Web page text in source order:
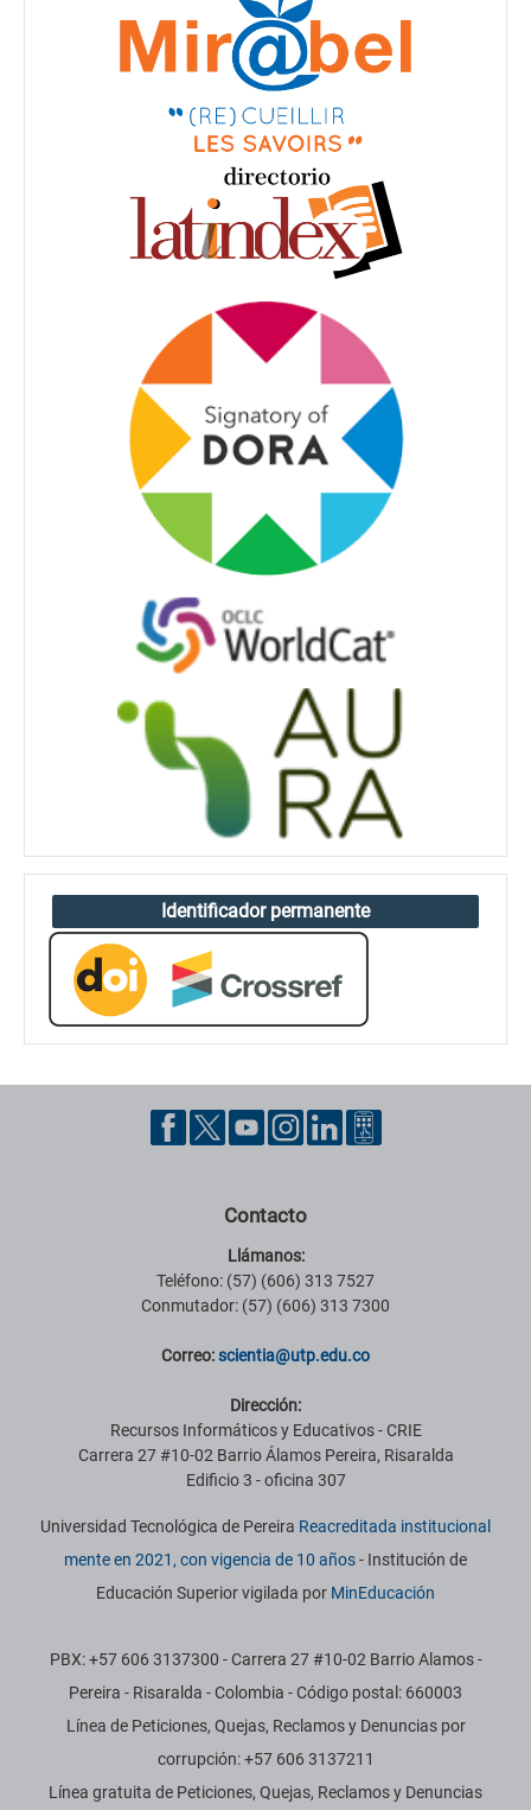
Identificador permanente
Contacto
Llámanos:
Teléfono: (57) (606) 313 7527
Conmutador: (57) (606) 313 7300
Correo:scientia@utp.edu.co
Dirección:
Recursos Informáticos y Educativos - CRIE
Carrera 27 #10-02 Barrio Álamos Pereira, Risaralda
Edificio 3 - oficina 307
Universidad Tecnológica de Pereira Reacreditada institucional
mente en 2021, con vigencia de 10 años- Institución de
Educación Superior vigilada por MinEducación
PBX: +57 606 3137300 - Carrera 27 #10-02 Barrio Alamos -
Pereira - Risaralda - Colombia - Código postal: 660003
Línea de Peticiones, Quejas, Reclamos y Denuncias por
corrupción: +57 606 3137211
Línea gratuita de Peticiones, Quejas, Reclamos y Denuncias